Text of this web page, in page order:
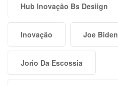
Hub Inovação Bs Desiign
Inovação Joe Biden
Jorio Da Escossia